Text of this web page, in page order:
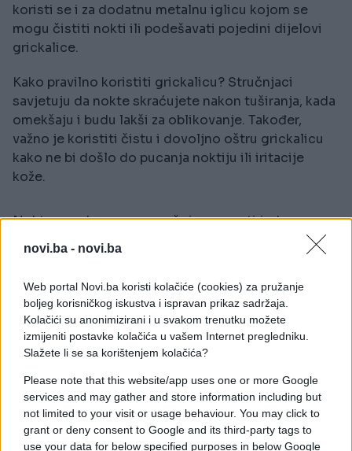
novi.ba - novi.ba
Web portal Novi.ba koristi kolačiće (cookies) za pružanje
boljeg korisničkog iskustva i ispravan prikaz sadržaja.
Kolačići su anonimizirani i u svakom trenutku možete
izmijeniti postavke kolačića u vašem Internet pregledniku.
Slažete li se sa korištenjem kolačića?
Please note that this website/app uses one or more Google
services and may gather and store information including but
not limited to your visit or usage behaviour. You may click to
grant or deny consent to Google and its third-party tags to
use your data for below specified purposes in below Google
koristi se i za dodatnu metalnu iglicu kojom se
mogu čistiti nokti ili podešavati pojedini dijelovi
grickalice.
Kako pravilno koristiti grickalicu? Stručnjaci
savjetuju da nokte skraćujete nakon tuširanja, kada
omekšaju i budu lakši za oblikovanje. Također,
važno je koristiti čistu i dovoljno oštru grickalicu
kako ne bi došlo do pucanja noktiju ili iritacije
kože.
Nokte na rukama preporučuje se rezati jednom
sedmično, dok je nokte na nogama dovoljno
sređivati nekoliko puta mjesečno jer sporije rastu.
Nakon skraćivanja noktiju preporučuje se
nanošenje hidratantne kreme kako bi koža i
zanoktice ostali mekani i zaštićeni od pucanja.
godinama kriju male trikove za koje većina ljudi
nikada nije čula.